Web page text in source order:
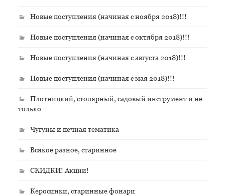
Новые поступления (начиная с ноября 2018)!!!
Новые поступления (начиная с октября 2018)!!!
Новые поступления (начиная с августа 2018)!!!
Новые поступления (начиная с мая 2018)!!!
Плотницкий, столярный, садовый инструмент и не
только
Чугуны и печная тематика
Всякое разное, старинное
СКИДКИ! Акции!
Керосинки, старинные фонари